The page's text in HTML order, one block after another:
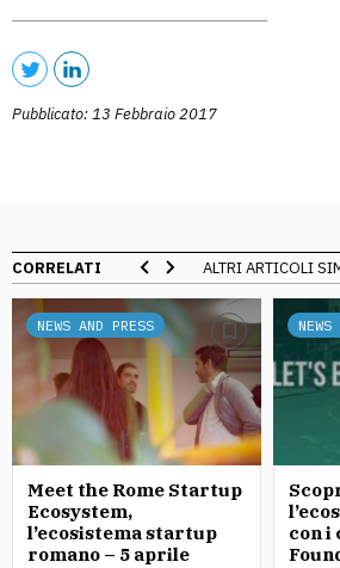
Pubblicato: 13 Febbraio 2017
CORRELATI ALTRI ARTICOLI
NEWS AND PRESS
Meet the Rome Startup
Ecosystem,
l’ecosistema startup
romano – 5 aprile
con